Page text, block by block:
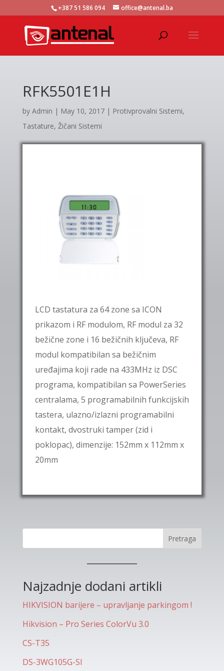
+387 51 586 094 office@antenal.ba
RFK5501E1H
by Admin | May 10, 2017| Protivprovalni Sistemi,
Tastature, Žičani Sistemi
LCD tastatura za 64 zone sa ICON
prikazom i RF modulom, RF modul za 32
bežične zone i 16 bežičnih ključeva, RF
modul kompatibilan sa bežičnim
uređajima koji rade na 433MHz iz DSC
programa, kompatibilan sa PowerSeries
centralama, 5 programabilnih funkcijskih
tastera, ulazno/izlazni programabilni
kontakt, dvostruki tamper (zid i
poklopac), dimenzije: 152mm x 112mm x
20mm
Pretraga
Najzadnje dodani artikli
HIKVISION barijere – upravljanje parkingom !
Hikvision – Pro Series ColorVu 3.0
CS-T35
DS-3WG105G-SI